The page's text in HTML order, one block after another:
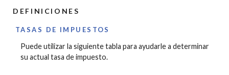
DEFINICIONES
TASAS DE IMPUESTOS
Puede utilizar la siguiente tabla para ayudarle a determinar
su actual tasa de impuesto.